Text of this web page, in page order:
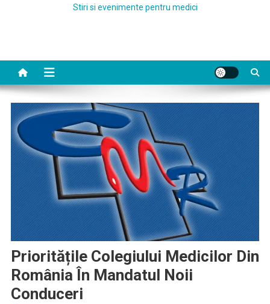
Stiri si evenimente pentru medici
Prioritățile Colegiului Medicilor Din
România În Mandatul Noii
Conduceri